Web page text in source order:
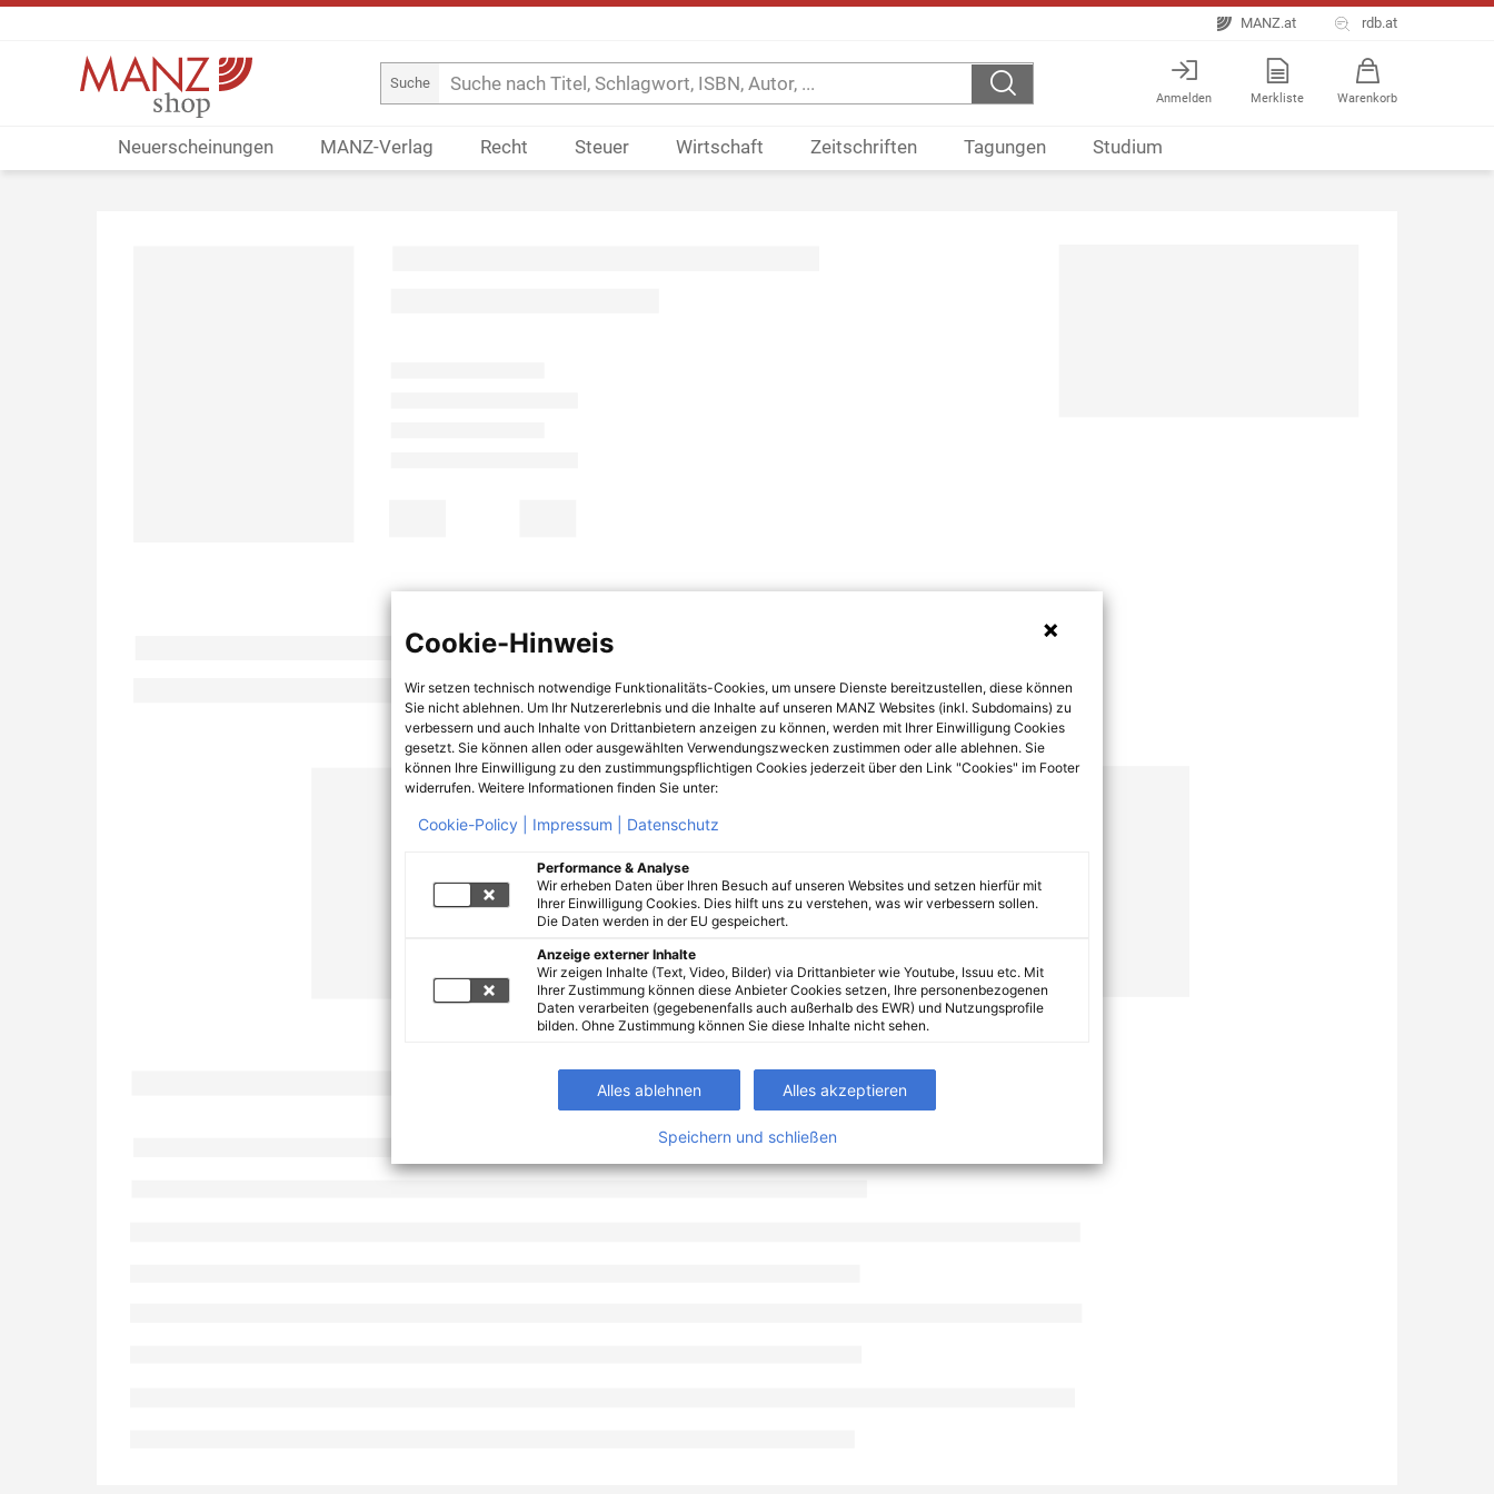
MANZ.at rdb.at
Suche
Anmelden Merkliste Warenkorb
Neuerscheinungen MANZ-Verlag Recht Steuer Wirtschaft Zeitschriften Tagungen Studium
Cookie-Hinweis
Wir setzen technisch notwendige Funktionalitäts-Cookies, um unsere Dienste bereitzustellen, diese können
Sie nicht ablehnen. Um Ihr Nutzererlebnis und die Inhalte auf unseren MANZ Websites (inkl. Subdomains) zu
verbessern und auch Inhalte von Drittanbietern anzeigen zu können, werden mit Ihrer Einwilligung Cookies
gesetzt. Sie können allen oder ausgewählten Verwendungszwecken zustimmen oder alle ablehnen. Sie
können Ihre Einwilligung zu den zustimmungspflichtigen Cookies jederzeit über den Link "Cookies" im Footer
widerrufen. Weitere Informationen finden Sie unter:
Cookie-Policy | Impressum | Datenschutz
Performance & Analyse
Wir erheben Daten über Ihren Besuch auf unseren Websites und setzen hierfür mit
Ihrer Einwilligung Cookies. Dies hilft uns zu verstehen, was wir verbessern sollen.
Die Daten werden in der EU gespeichert.
Anzeige externer Inhalte
Wir zeigen Inhalte (Text, Video, Bilder) via Drittanbieter wie Youtube, Issuu etc. Mit
Ihrer Zustimmung können diese Anbieter Cookies setzen, Ihre personenbezogenen
Daten verarbeiten (gegebenenfalls auch außerhalb des EWR) und Nutzungsprofile
bilden. Ohne Zustimmung können Sie diese Inhalte nicht sehen.
Alles ablehnen Alles akzeptieren
Speichern und schließen